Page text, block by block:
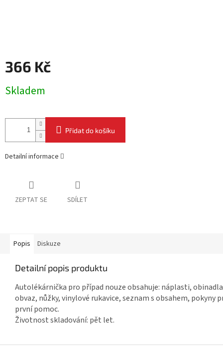
366 Kč
cena:
Skladem
Přidat do košíku
Detailní informace
ZEPTAT SE SDÍLET
Popis Diskuze
Detailní popis produktu
Autolékárnička pro případ nouze obsahuje: náplasti,
obvaz, nůžky, vinylové rukavice, seznam s obsahem, pokyny
první pomoc.
Životnost skladování: pět let.